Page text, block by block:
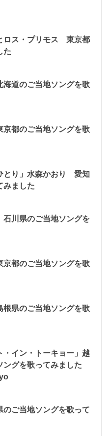
ロス・プリモス 東京都
た
道のご当地ソングを歌
都のご当地ソングを歌
とり」水森かおり 愛知
みました
川県のご当地ソングを
都のご当地ソングを歌
県のご当地ソングを歌
・イン・トーキョー」越
グを歌ってみました
ご当地ソングを歌って